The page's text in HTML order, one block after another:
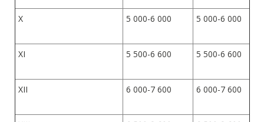
X 5 000-6 000 5 000-6 000
XI 5 500-6 600 5 500-6 600
XII 6 000-7 600 6 000-7 600